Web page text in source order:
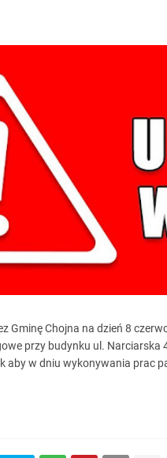
Gminę Chojna na dzień 8
przy budynku ul.
aby w dniu wykonywania prac